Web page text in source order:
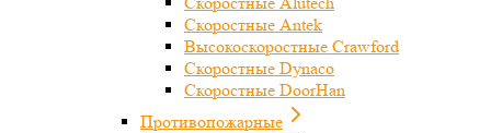
Скоростные Antek
Высокоскоростные Crawford
Скоростные Dynaco
Скоростные DoorHan
Противопожарные